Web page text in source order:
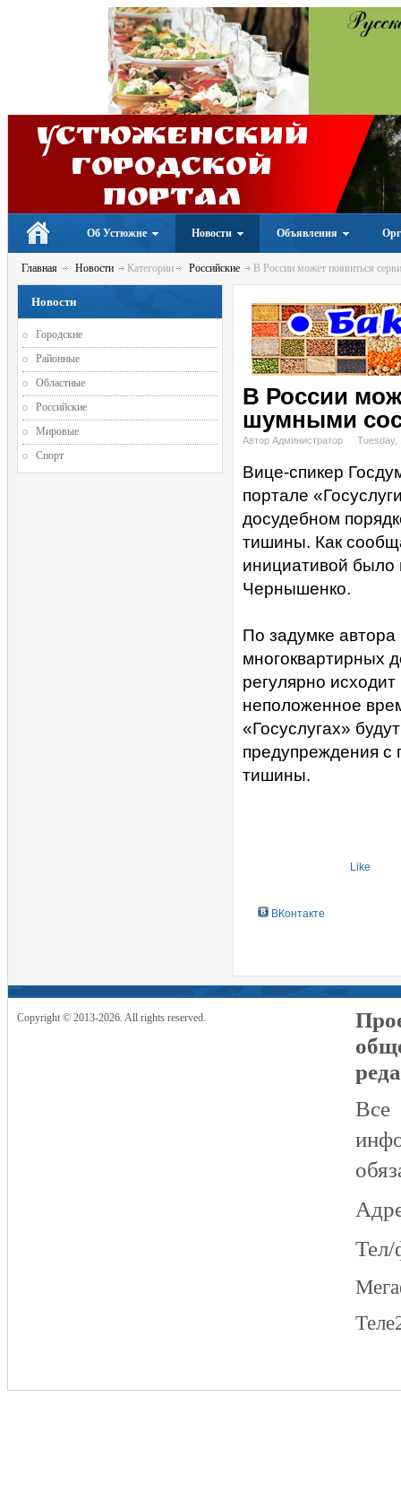
Устюженский
Городской
портал
Об Устюжне Новости Объявления
Главная Новости Категории Российские В России может появиться
В России
шумными
Автор Администратор Tuesday,
Вице-спикер
портале
досудебном
тишины. Как
инициативой
Чернышенко.
По задумке
многоквартирных
регулярно
неположенное
«Госуслугах»
предупреждения
тишины.
Like
ВКонтакте
Новости
Городские
Районные
Областные
Российские
Мировые
Спорт
Copyright © 2013-2026. All rights reserved.